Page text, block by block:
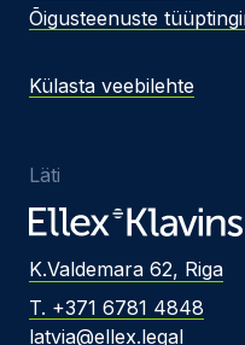
Õigusteenuste
Külasta veebilehte
Läti
K.Valdemara 62, Riga
T. +371 6781 4848
latvia@ellex.legal